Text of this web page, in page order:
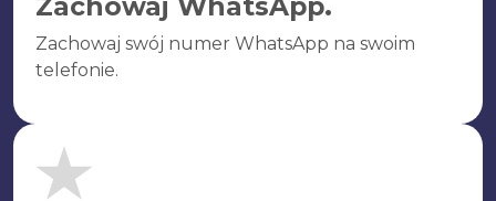
Zachowaj swój numer WhatsApp na swoim
telefonie.